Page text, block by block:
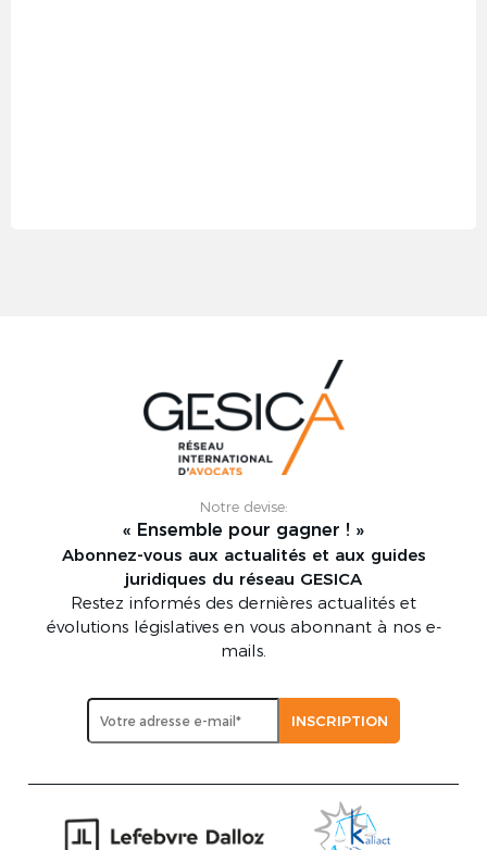
Notre devise:
« Ensemble pour gagner ! »
Abonnez-vous aux actualités et aux guides
juridiques du réseau GESICA
Restez informés des dernières actualités et
évolutions législatives en vous abonnant à nos e-
mails.